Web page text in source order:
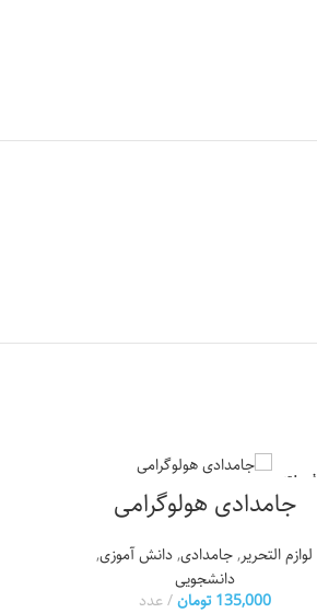
فروخته
جامدادی هولوگرامی
لوازم التحریر,جامدادی,دانش آموزی,
دانشجویی
135,000 تومان
عدد